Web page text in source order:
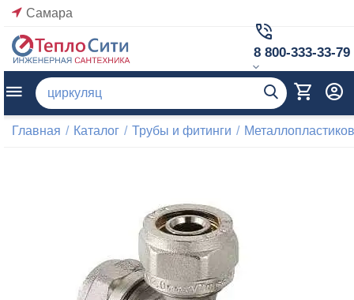
Самара
8 800-333-33-79
Главная / Каталог / Трубы и фитинги /